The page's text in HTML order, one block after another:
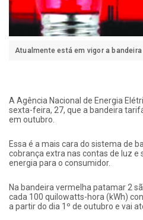
Atualmente está em vigor a
A Agência Nacional de Energia
sexta-feira, 27, que a bandeira
em outubro.
Essa é a mais cara do sistema de
cobrança extra nas contas de luz e
energia para o consumidor.
Na bandeira vermelha patamar 2
cada 100 quilowatts-hora (kWh)
a partir do dia 1º de outubro e vai